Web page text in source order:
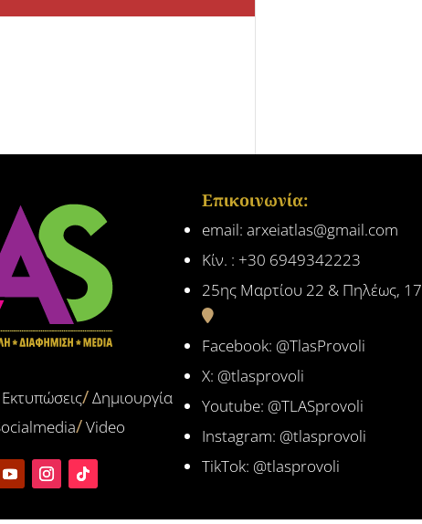
Δημιουργία
Video
Επικοινωνία:
email: arxeiatlas@gmail.com
Κίν. : +30 6949342223
25ης Μαρτίου 22 & Πηλέως,
Facebook: @TlasProvoli
X: @tlasprovoli
Youtube: @TLASprovoli
Instagram: @tlasprovoli
TikTok: @tlasprovoli